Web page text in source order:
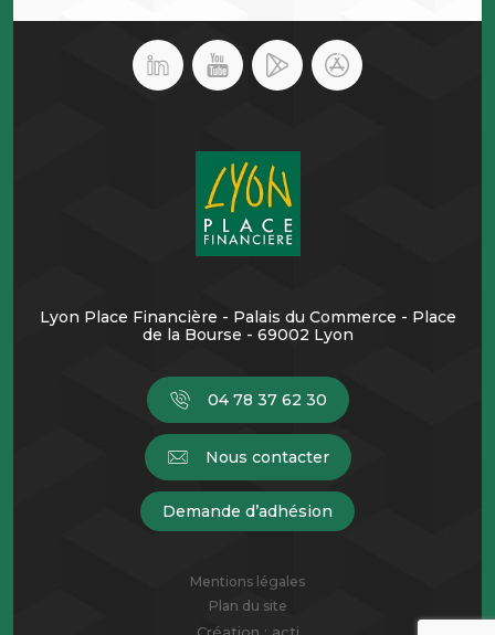
Lyon Place Financière - Palais du Commerce - Place
de la Bourse - 69002 Lyon
04 78 37 62 30
Nous contacter
Demande d’adhésion
Mentions légales
Plan du site
Création : acti